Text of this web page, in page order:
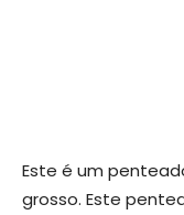
Este é um
grosso. Este